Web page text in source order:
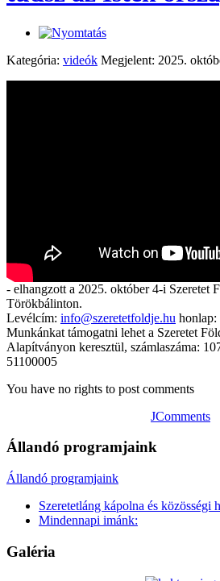
Kategória: videók Megjelent: 2025.
- elhangzott a 2025. október 4-i Szeretet
Törökbálinton.
Levélcím: info@szeretetfoldje.hu honlap:
Munkánkat támogatni lehet a Szeretet
Alapítványon keresztül, számlaszáma:
51100005
You have no rights to post comments
JComments
Állandó programjaink
Állandó programjaink
Szeretetláng kápolna és közösségi
Mindennapi imánk:
Galéria